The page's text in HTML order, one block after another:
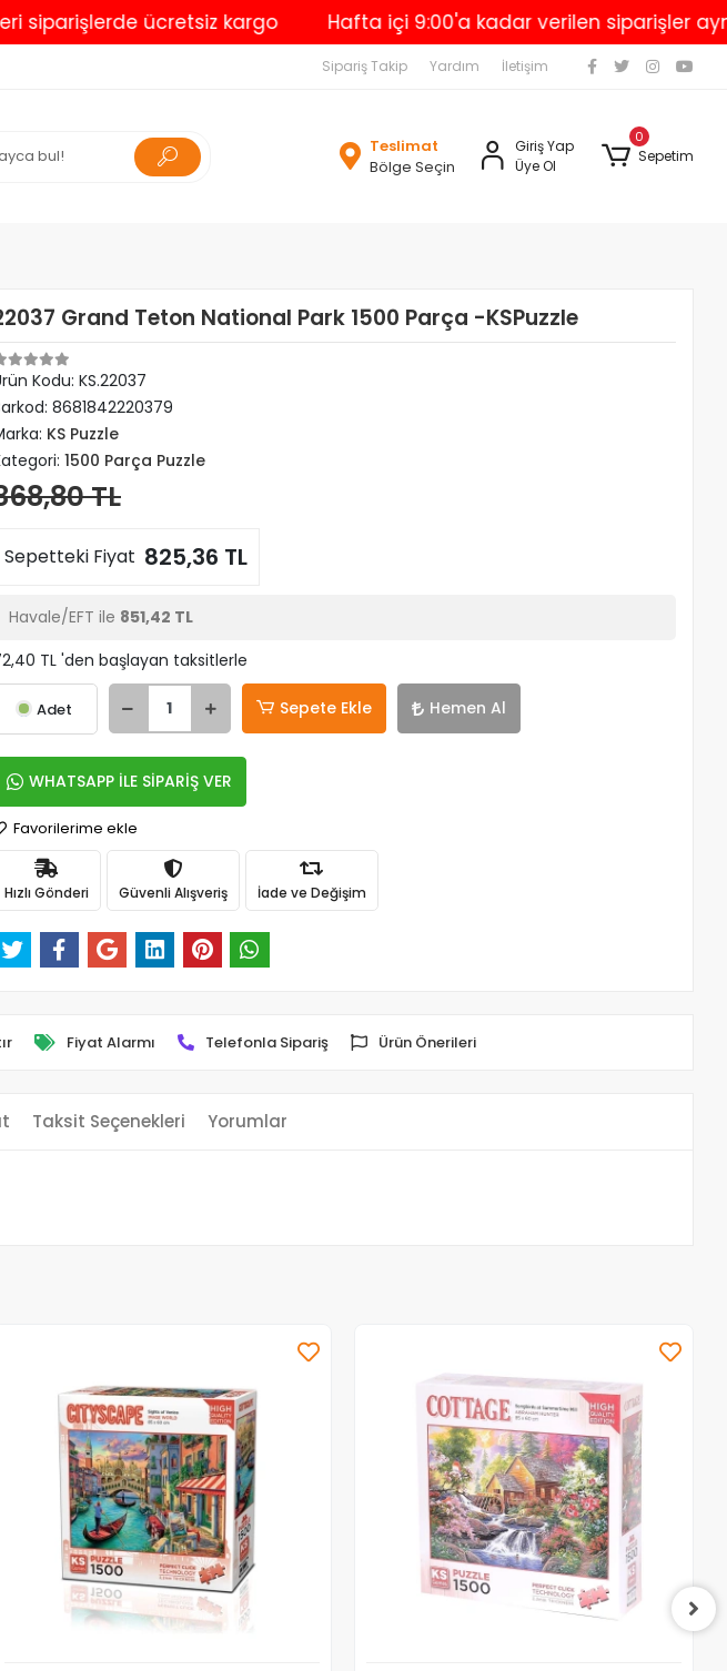
ücretsiz kargo Hafta içi 9:00'a kadar verilen siparişler aynı
Sipariş Takip Yardım İletişim
Teslimat
Bölge Seçin
Giriş Yap
Üye Ol
0
Sepetim
Grand Teton National Park 1500 Parça -KSPuzzle
Kodu: KS.22037
8681842220379
KS Puzzle
1500 Parça Puzzle
TL
Sepetteki Fiyat 825,36 TL
Havale/EFT ile 851,42 TL
TL 'den başlayan taksitlerle
Adet Sepete Ekle Hemen Al
WHATSAPP İLE SİPARİŞ VER
Favorilerime ekle
Hızlı Gönderi Güvenli Alışveriş İade ve Değişim
Fiyat Alarmı Telefonla Sipariş Ürün Önerileri
Taksit Seçenekleri Yorumlar